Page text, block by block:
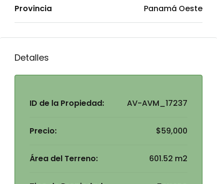
Provincia Panamá Oeste
Detalles
ID de la Propiedad: AV-AVM_17237
Precio: $59,000
Área del Terreno: 601.52 m2